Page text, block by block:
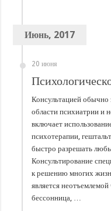
Июнь, 2017
20 июня
Консультацией
области психиатрии и
включает
психотерапии,
быстро разрешать
Консультирование
к решению многих
является
бессонница, …